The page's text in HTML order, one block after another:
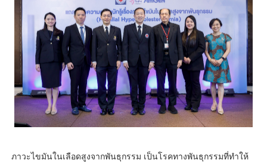
ภาวะไขมันในเลือดสูงจากพันธุกรรม เป็นโรคทางพันธุกรรมที่ทําให้